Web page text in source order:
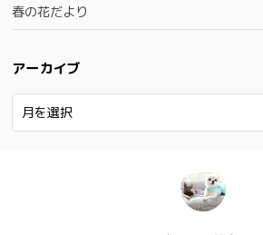
春の花だより
アーカイブ